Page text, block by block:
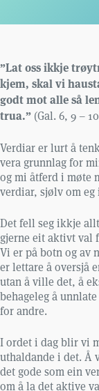
”Lat oss ikkje
kjem, skal vi
godt mot alle så
trua.” (Gal. 6, 9 –
Verdiar er lurt å
vera grunnlag for
og mi åtferd i møte
verdiar, sjølv om
Det fell seg ikkje
gjerne eit aktivt val
Vi er på botn og av
er lettare å oversjå
utan å ville det, å
behageleg å
for andre.
I ordet i dag blir vi
uthaldande i det. Å
det gode som ein
om å la det aktive